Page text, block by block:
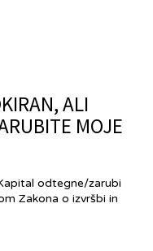
ALI
MOJE
odtegne/zarubi
Zakona o izvršbi in